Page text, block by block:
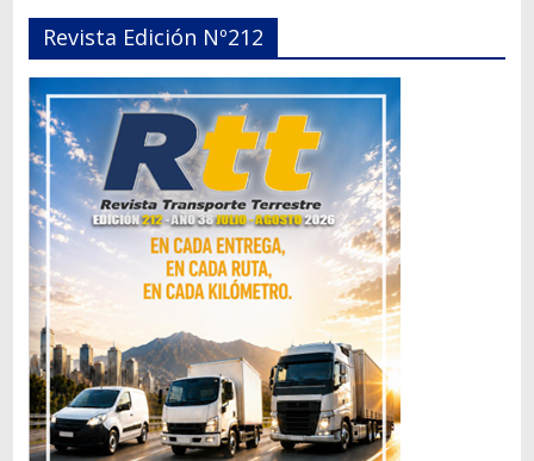
Revista Edición Nº212